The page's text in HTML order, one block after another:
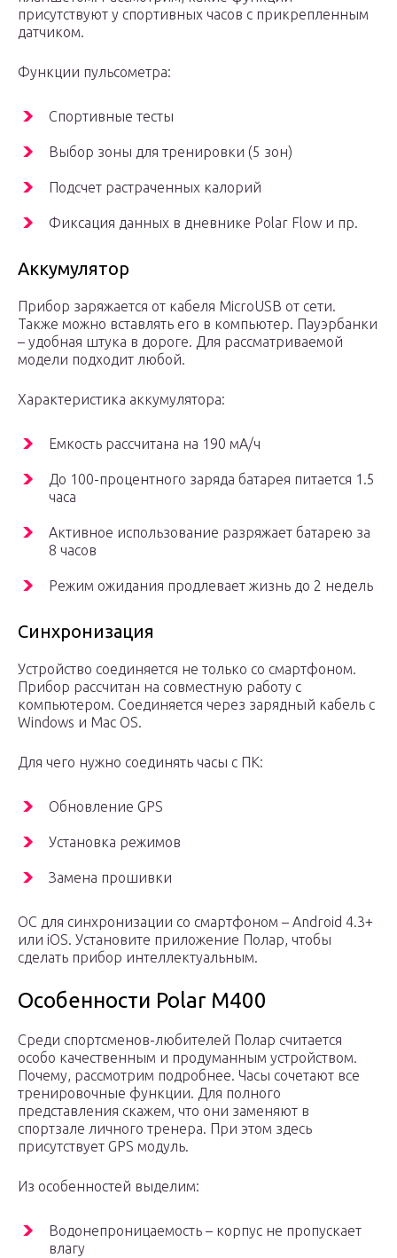
присутствуют у спортивных часов с прикрепленным
датчиком.
Функции пульсометра:
Спортивные тесты
Выбор зоны для тренировки (5 зон)
Подсчет растраченных калорий
Фиксация данных в дневнике Polar Flow и пр.
Аккумулятор
Прибор заряжается от кабеля MicroUSB от сети.
Также можно вставлять его в компьютер. Пауэрбанки
– удобная штука в дороге. Для рассматриваемой
модели подходит любой.
Характеристика аккумулятора:
Емкость рассчитана на 190 мА/ч
До 100-процентного заряда батарея питается 1.5
часа
Активное использование разряжает батарею за
8 часов
Режим ожидания продлевает жизнь до 2 недель
Синхронизация
Устройство соединяется не только со смартфоном.
Прибор рассчитан на совместную работу с
компьютером. Соединяется через зарядный кабель с
Windows и Mac OS.
Для чего нужно соединять часы с ПК:
Обновление GPS
Установка режимов
Замена прошивки
ОС для синхронизации со смартфоном – Android 4.3+
или iOS. Установите приложение Полар, чтобы
сделать прибор интеллектуальным.
Особенности Polar M400
Среди спортсменов-любителей Полар считается
особо качественным и продуманным устройством.
Почему, рассмотрим подробнее. Часы сочетают все
тренировочные функции. Для полного
представления скажем, что они заменяют в
спортзале личного тренера. При этом здесь
присутствует GPS модуль.
Из особенностей выделим:
Водонепроницаемость – корпус не пропускает
влагу